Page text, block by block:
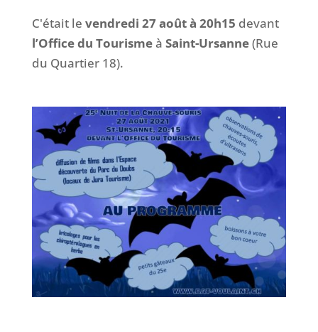
C'était le vendredi 27 août à 20h15 devant
l’Office du Tourismeà Saint-Ursanne(Rue
du Quartier 18).